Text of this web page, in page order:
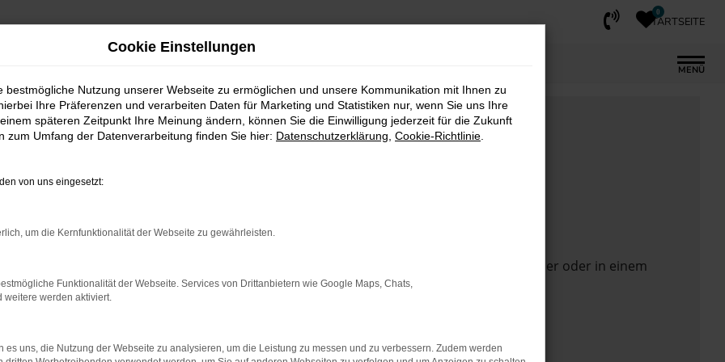
0
STARTSEITE
MENÜ
das Laden bestimmter Seiten verhindern. Funktioniert die Seite in einem anderen Browser oder in einem
zu beheben.
auf dem neuesten Stand sind.
Cookie Einstellungen
bestmögliche Nutzung unserer Webseite zu ermöglichen und unsere Kommunikation mit Ihnen zu
Ihre Präferenzen und verarbeiten Daten für Marketing und Statistiken nur, wenn Sie uns Ihre
späteren Zeitpunkt Ihre Meinung ändern, können Sie die Einwilligung jederzeit für die Zukunft
zum Umfang der Datenverarbeitung finden Sie hier: Datenschutzerklärung Cookie-Richtlinie
von uns eingesetzt:
um die Kernfunktionalität der Webseite zu gewährleisten.
Funktionalität der Webseite. Services von Drittanbietern wie Google Maps, Chats,
weitere werden aktiviert.
es uns, die Nutzung der Webseite zu analysieren, um die Leistung zu messen und zu verbessern. Zudem werden